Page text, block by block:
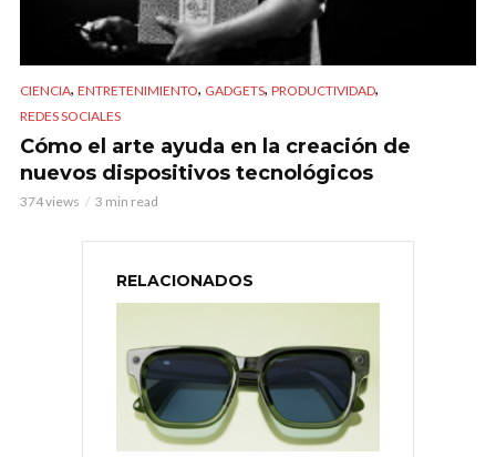
CIENCIA, ENTRETENIMIENTO, GADGETS, PRODUCTIVIDAD,
REDES SOCIALES
Cómo el arte ayuda en la creación de
nuevos dispositivos tecnológicos
374 views 3 min read
RELACIONADOS